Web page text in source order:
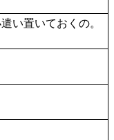
い置いておくの。